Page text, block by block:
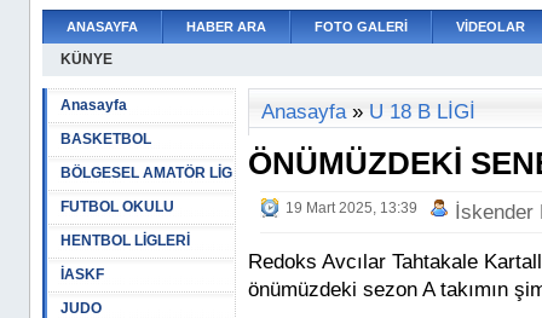
ANASAYFA HABER ARA FOTO GALERİ VİDEOLAR
KÜNYE
Anasayfa
BASKETBOL
BÖLGESEL AMATÖR LİG
FUTBOL OKULU
HENTBOL LİGLERİ
İASKF
JUDO
Anasayfa» U 18 B LİGİ
ÖNÜMÜZDEKİ
19 Mart 2025, 13:39 İskender
Redoks Avcılar Tahtakale
önümüzdeki sezon A takımın